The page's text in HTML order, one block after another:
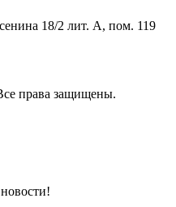
18/2 лит. А, пом. 119
права защищены.